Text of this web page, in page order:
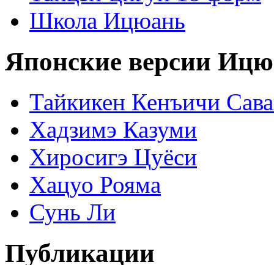
Школа Ицюань
Японские версии
Тайкикен Кенъичи
Хадзимэ Казуми
Хиросигэ Цуёси
Хацуо Рояма
Сунь Ли
Публикации